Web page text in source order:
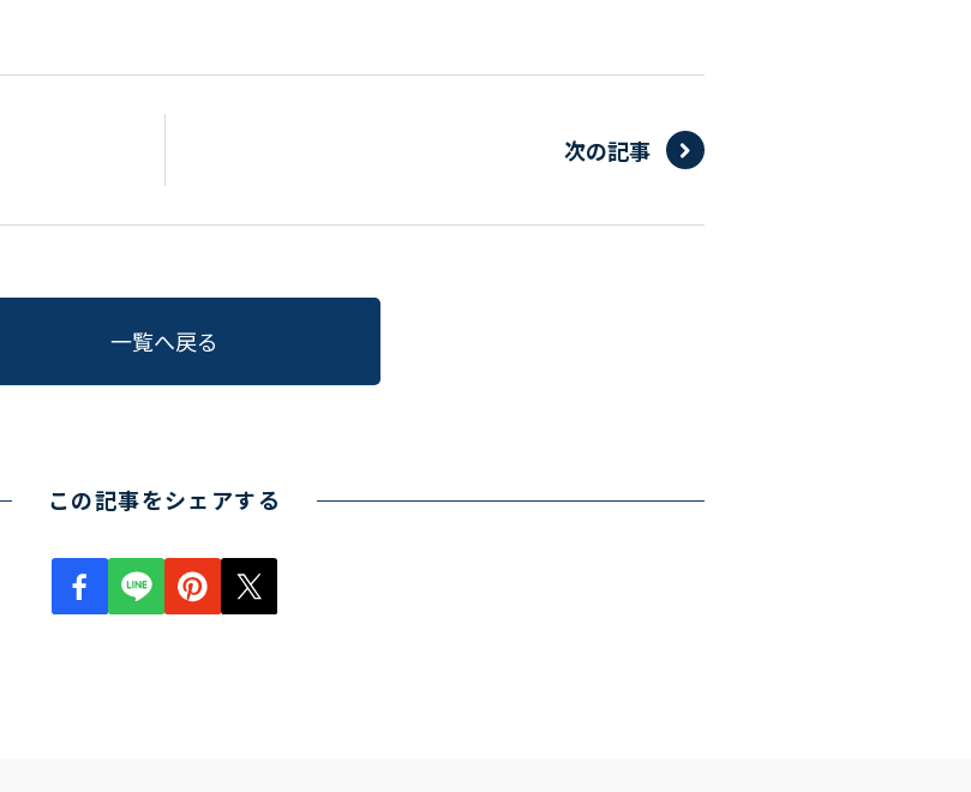
次の記事
一覧へ戻る
この記事をシェアする